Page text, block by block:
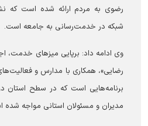
رضوی به مردم ارائه شده است که
شبکه در خدمت‌رسانی به جامعه است.
وی ادامه داد: برپایی میزهای خدمت،
رضایی»، همکاری با مدارس و
برنامه‌هایی است که در سطح استان
مدیران و مسئولان استانی مواجه شده